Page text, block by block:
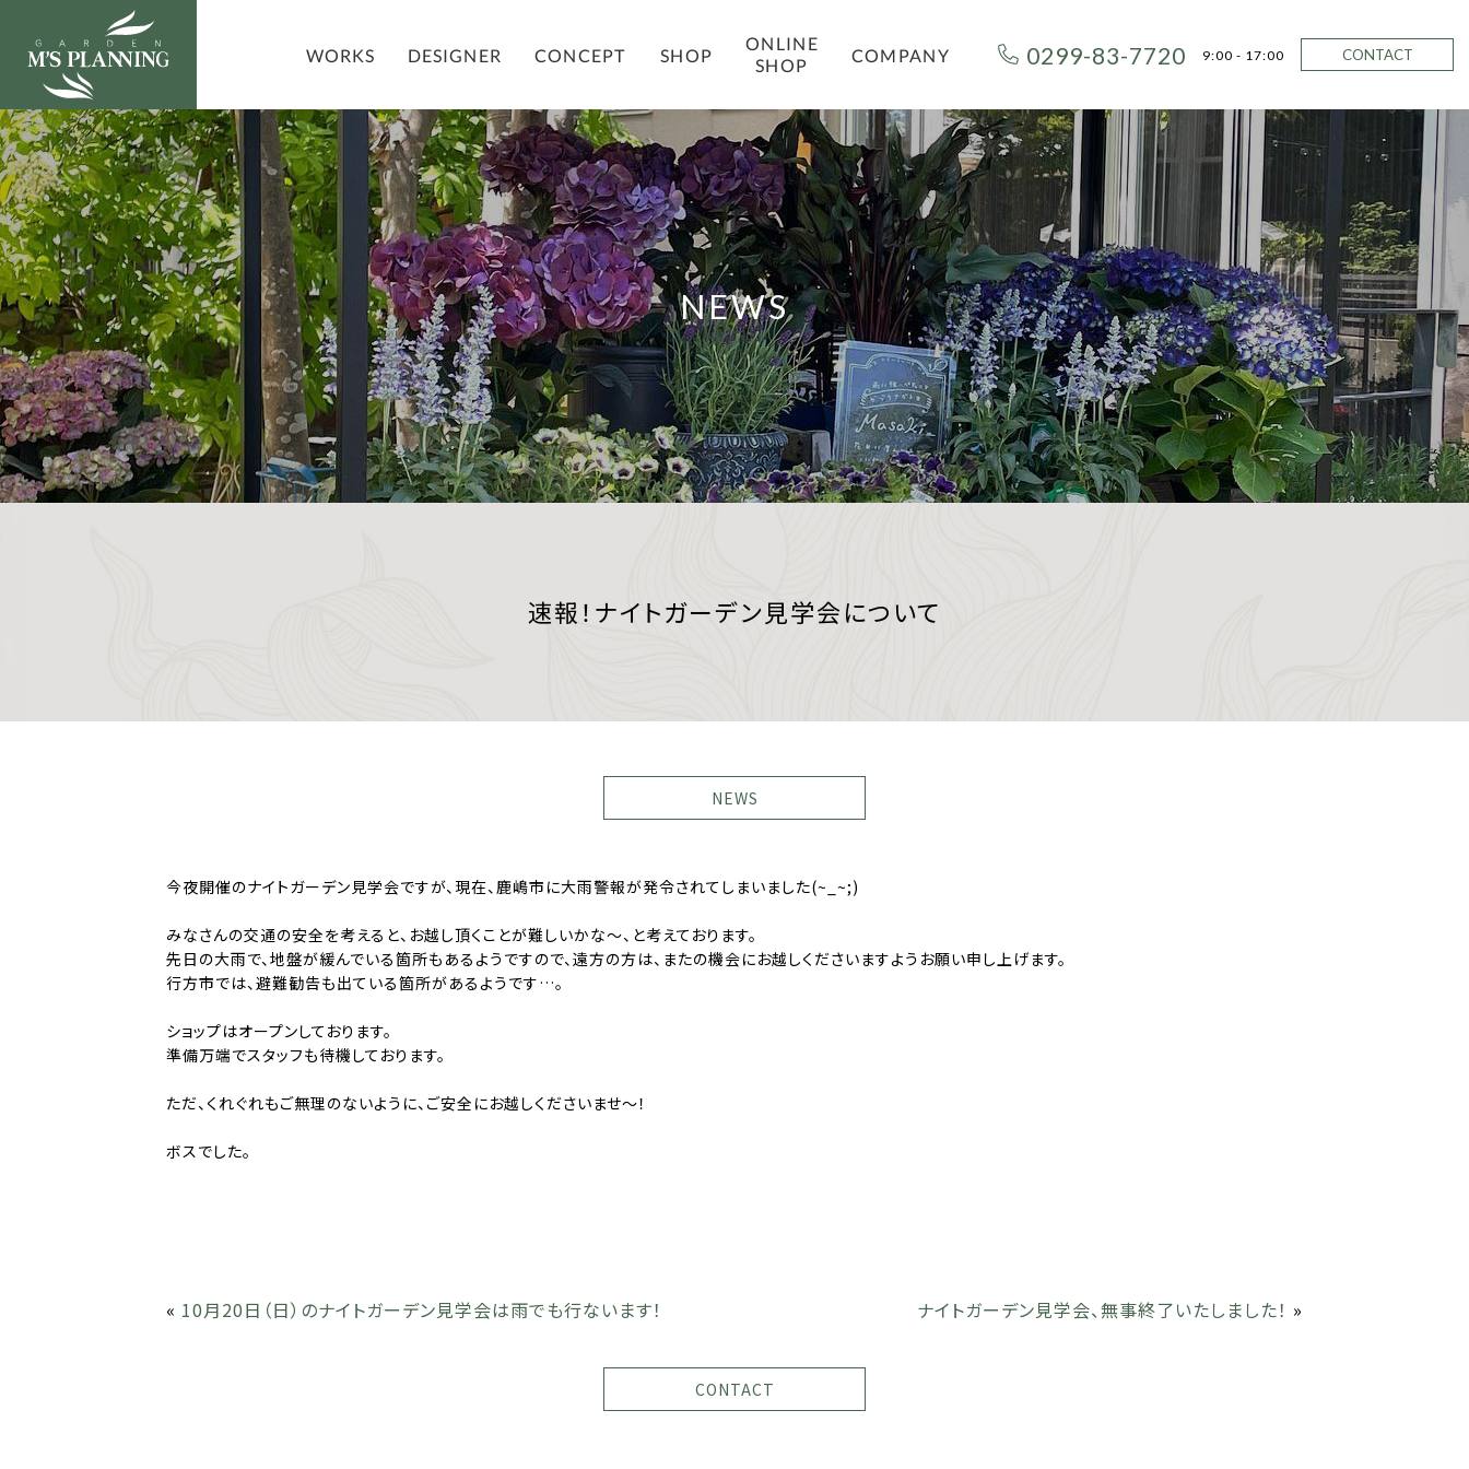
WORKS DESIGNER CONCEPT SHOP
ONLINE
SHOP COMPANY 0299-83-7720 9:00 - 17:00 CONTACT
NEWS
速報！ナイトガーデン見学会について
NEWS
今夜開催のナイトガーデン見学会ですが、現在、鹿嶋市に大雨警報が発令されてしまいました(~_~;)
みなさんの交通の安全を考えると、お越し頂くことが難しいかな〜、と考えております。
先日の大雨で、地盤が緩んでいる箇所もあるようですので、遠方の方は、またの機会にお越しくださいますようお願い申し上げます。
行方市では、避難勧告も出ている箇所があるようです…。
ショップはオープンしております。
準備万端でスタッフも待機しております。
ただ、くれぐれもご無理のないように、ご安全にお越しくださいませ〜！
ボスでした。
« 10月20日（日）のナイトガーデン見学会は雨でも行ないます！ ナイトガーデン見学会、無事終了いたしました！ »
CONTACT